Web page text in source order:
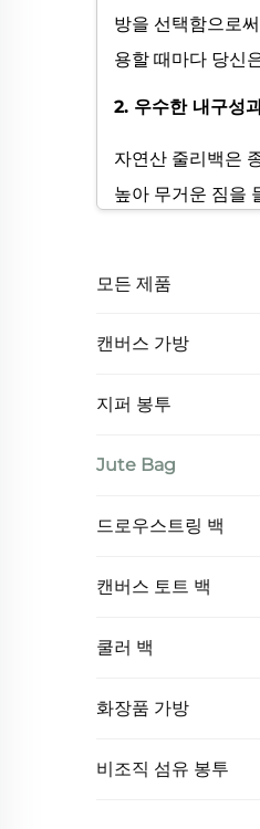
방을 선택함으로
용할 때마다 당신
2. 우수한 내구성
자연산 줄리백은
높아 무거운 짐을
매력을 더해주는
택입니다.
자연산 마대자루
는 표면은 실크스
러스트부터 미니
극 활용하여 마
이 되어 브랜드 노
적인 형태로 제
니다.
자연적인 통기성
가방은 공기가 자
는 섬세한 직물
모든 제품
캔버스 가방
지퍼 봉투
Jute Bag
드로우스트링 백
캔버스 토트 백
쿨러 백
화장품 가방
비조직 섬유 봉투